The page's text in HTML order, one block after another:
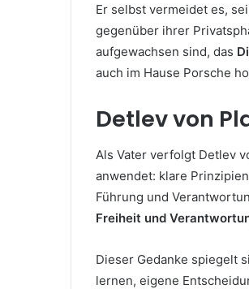
Er selbst vermeidet es,
gegenüber ihrer
aufgewachsen sind, das
auch im Hause Porsche
Detlev von
Als Vater verfolgt Detlev
anwendet: klare
Führung und
Freiheit und
Dieser Gedanke spiegelt
lernen, eigene